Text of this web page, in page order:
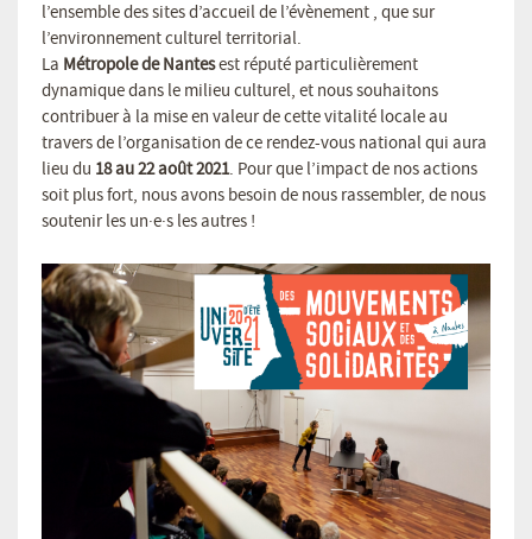
l’ensemble des sites d’accueil de l’évènement , que sur
l’environnement culturel territorial.
La Métropole de Nantesest réputé particulièrement
dynamique dans le milieu culturel, et nous souhaitons
contribuer à la mise en valeur de cette vitalité locale au
travers de l’organisation de ce rendez-vous national qui aura
lieu du 18 au 22 août 2021. Pour que l’impact de nos actions
soit plus fort, nous avons besoin de nous rassembler, de nous
soutenir les un·e·s les autres !